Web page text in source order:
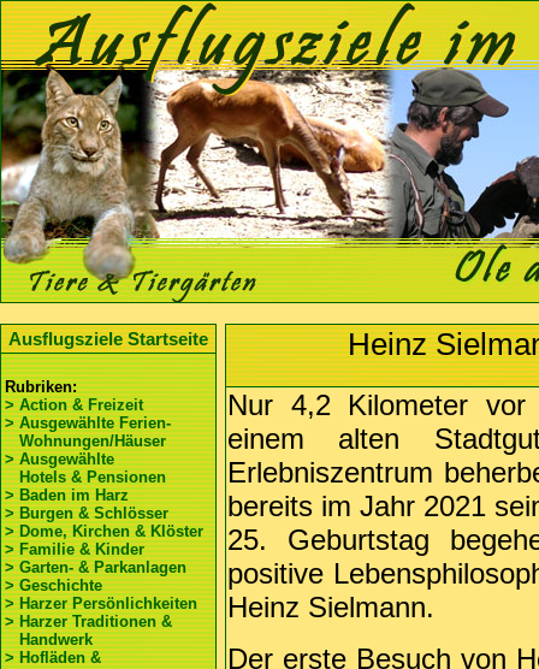
Ausflugsziele Startseite
Rubriken:
> Action & Freizeit
> Ausgewählte Ferien-
Wohnungen/Häuser
> Ausgewählte
Hotels & Pensionen
> Baden im Harz
> Burgen & Schlösser
> Dome, Kirchen & Klöster
> Familie & Kinder
> Garten- & Parkanlagen
> Geschichte
> Harzer Persönlichkeiten
> Harzer Traditionen &
Handwerk
> Hofläden &
Heinz
Nur 4,2 Kilometer
einem alten
Erlebniszentrum
bereits im Jahr 2021
25. Geburtstag
positive
Heinz Sielmann.
Der erste Besuch von